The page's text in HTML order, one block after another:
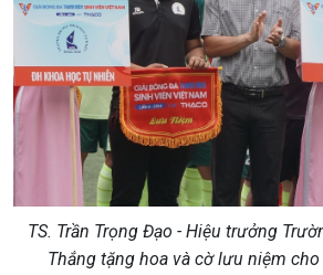
TS. Trần Trọng Đạo - Hiệu trưởng
Thắng tặng hoa và cờ lưu niệm